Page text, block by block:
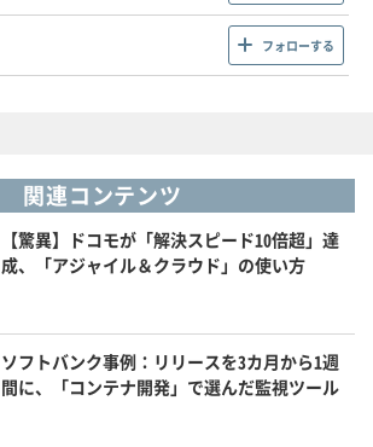
フォローする
関連コンテンツ
【驚異】ドコモが「解決スピード10倍超」達
成、「アジャイル＆クラウド」の使い方
ソフトバンク事例：リリースを3カ月から1週
間に、「コンテナ開発」で選んだ監視ツール